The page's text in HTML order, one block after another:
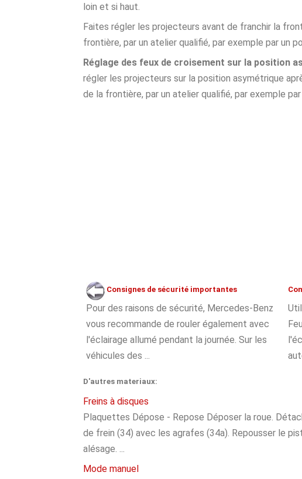
loin et si haut.
Faites régler les projecteurs avant de franchir la
frontière, par un atelier qualifié, par exemple par un
Réglage des feux de croisement sur la position
régler les projecteurs sur la position asymétrique
de la frontière, par un atelier qualifié, par exemple
Consignes de sécurité importantes
Pour des raisons de sécurité, Mercedes-Benz
vous recommande de rouler également avec
l'éclairage allumé pendant la journée. Sur les
véhicules des ...
D'autres materiaux:
Freins à disques
Plaquettes Dépose - Repose Déposer la roue.
de frein (34) avec les agrafes (34a). Repousser le
alésage. ...
Mode manuel